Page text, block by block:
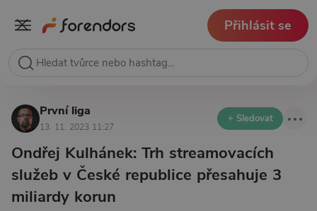
Přihlásit se
První liga
13. 11. 2023 11:27
+ Sledovat
Ondřej Kulhánek: Trh streamovacích
služeb v České republice přesahuje 3
miliardy korun